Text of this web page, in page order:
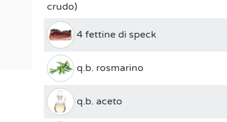
crudo)
4 fettine di speck
q.b. rosmarino
q.b. aceto